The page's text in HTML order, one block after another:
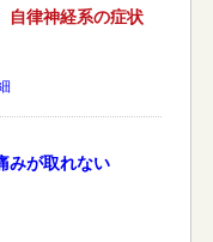
自律神経系の症状
みが取れない